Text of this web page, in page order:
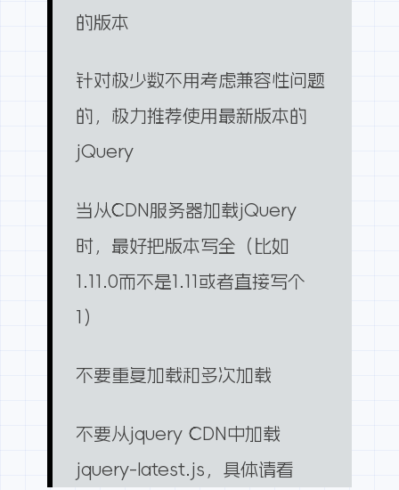
的版本
针对极少数不用考虑兼容性问题
的，极力推荐使用最新版本的
jQuery
当从CDN服务器加载jQuery
时，最好把版本写全（比如
1.11.0而不是1.11或者直接写个
1）
不要重复加载和多次加载
不要从jquery CDN中加载
jquery-latest.js， 具体请看